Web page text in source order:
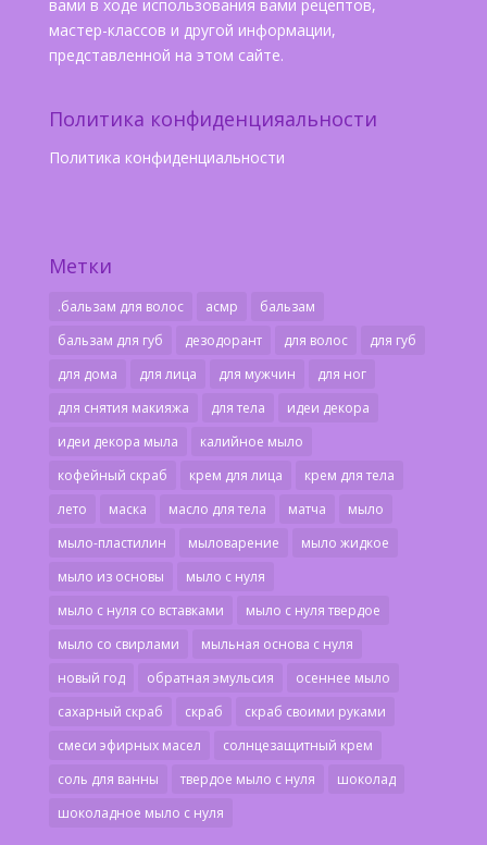
вами в ходе использования вами рецептов,
мастер-классов и другой информации,
представленной на этом сайте.
Политика конфиденцияальности
Политика конфиденциальности
Метки
.бальзам для волос асмр
бальзам
бальзам для губ
дезодорант для волос
для губ
для дома
для лица для мужчин
для ног
для снятия макияжа
для тела
идеи декора
идеи декора мыла
калийное мыло
кофейный скраб
крем для лица
крем для тела
лето
маска масло для тела матча
мыло
мыло-пластилин
мыловарение
мыло жидкое
мыло из основы
мыло с нуля
мыло с нуля со вставками
мыло с нуля твердое
мыло со свирлами
мыльная основа с нуля
новый год
обратная эмульсия
осеннее мыло
сахарный скраб
скраб
скраб своими руками
смеси эфирных масел
солнцезащитный крем
соль для ванны
твердое мыло с нуля
шоколад
шоколадное мыло с нуля